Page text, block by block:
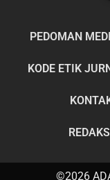
PEDOMAN
KODE ETIK
©2026